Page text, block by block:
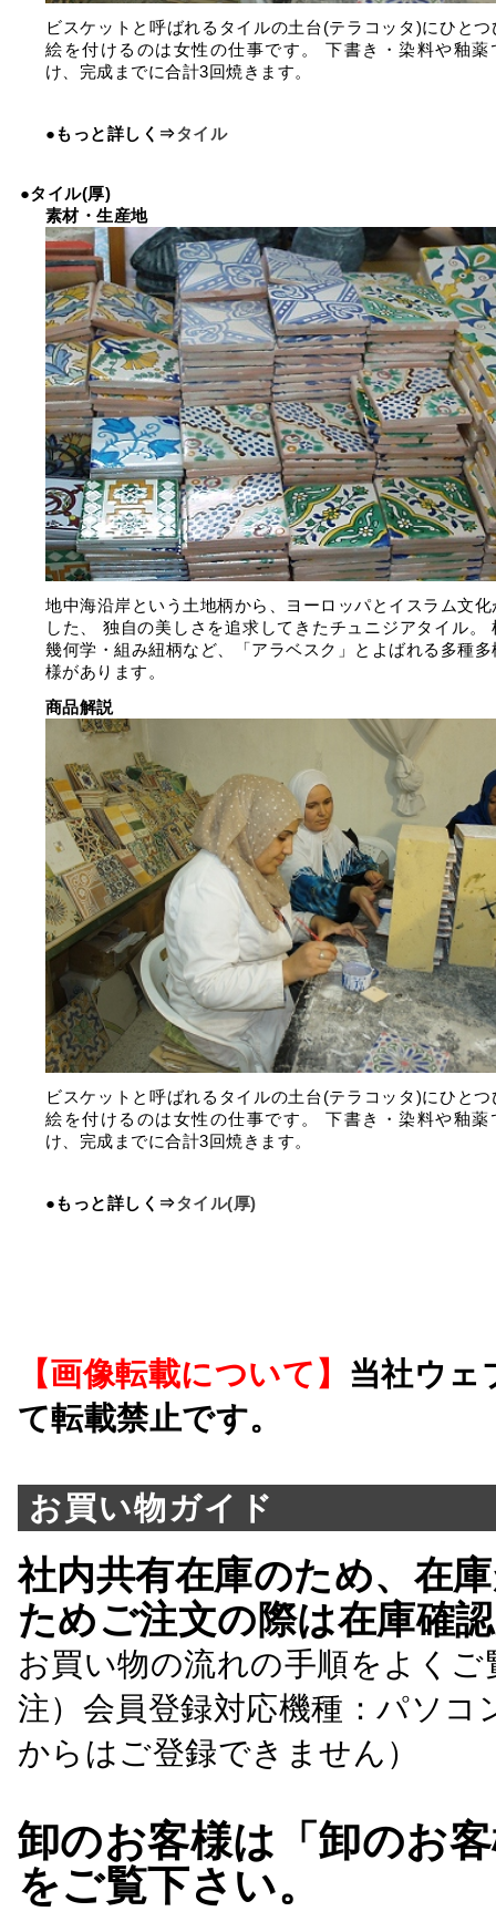
ビスケットと呼ばれるタイルの土台(テラコッタ)にひとつ
絵を付けるのは女性の仕事です。 下書き・染料や釉薬
け、完成までに合計3回焼きます。
●もっと詳しく⇒タイル
●タイル(厚)
素材・生産地
地中海沿岸という土地柄から、ヨーロッパとイスラム文
した、 独自の美しさを追求してきたチュニジアタイル。
幾何学・組み紐柄など、「アラベスク」とよばれる多種
様があります。
商品解説
ビスケットと呼ばれるタイルの土台(テラコッタ)にひとつ
絵を付けるのは女性の仕事です。 下書き・染料や釉薬
け、完成までに合計3回焼きます。
●もっと詳しく⇒タイル(厚)
【画像転載について】 当社ウェ
て転載禁止です。
お買い物ガイド
社内共有在庫のため、在
ためご注文の際は在庫確
お買い物の流れの手順をよくご
注）会員登録対応機種：パソ
からはご登録できません）
卸のお客様は「卸のお
をご覧下さい。